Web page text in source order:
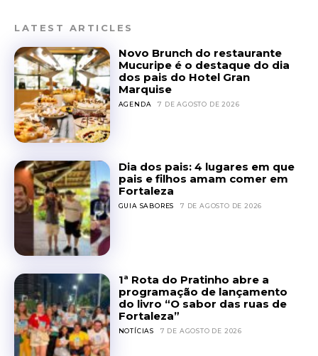
LATEST ARTICLES
Novo Brunch do restaurante
Mucuripe é o destaque do dia
dos pais do Hotel Gran
Marquise
AGENDA 7 DE AGOSTO DE 2026
Dia dos pais: 4 lugares em que
pais e filhos amam comer em
Fortaleza
GUIA SABORES 7 DE AGOSTO DE 2026
1ª Rota do Pratinho abre a
programação de lançamento
do livro “O sabor das ruas de
Fortaleza”
NOTÍCIAS 7 DE AGOSTO DE 2026